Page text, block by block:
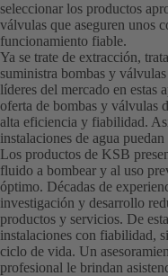
seleccionar los productos
válvulas que aseguren unos
funcionamiento fiable.
Ya se trate de extracción,
suministra bombas y
líderes del mercado en estas
oferta de bombas y válvulas
alta eficiencia y fiabilidad.
instalaciones de agua
Los productos de KSB
fluido a bombear y al uso
óptimo. Décadas de
investigación y desarrollo
productos y servicios. De
instalaciones con fiabilidad,
ciclo de vida. Un
profesional le brindan